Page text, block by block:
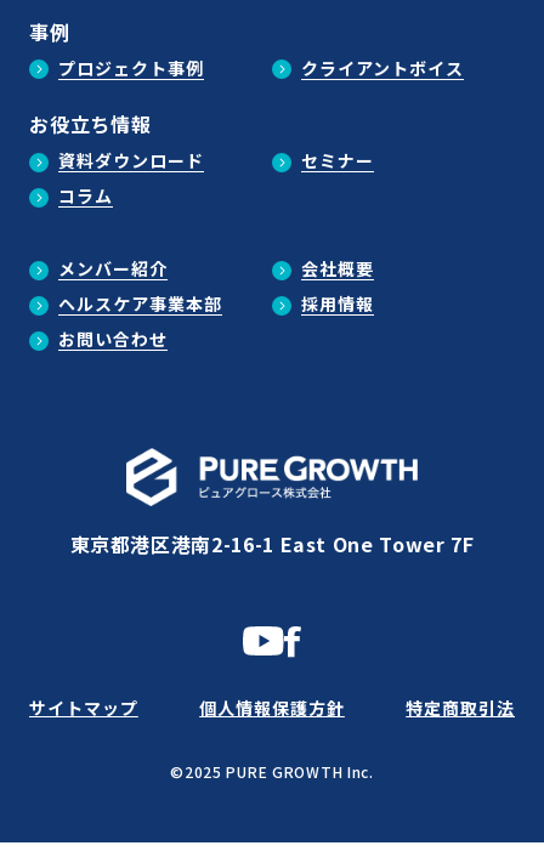
事例
プロジェクト事例 クライアントボイス
お役立ち情報
資料ダウンロード
セミナー
コラム
メンバー紹介
会社概要
ヘルスケア事業本部
採用情報
お問い合わせ
東京都港区港南2-16-1 East One Tower 7F
©2025 PURE GROWTH Inc.
サイトマップ 個人情報保護方針 特定商取引法